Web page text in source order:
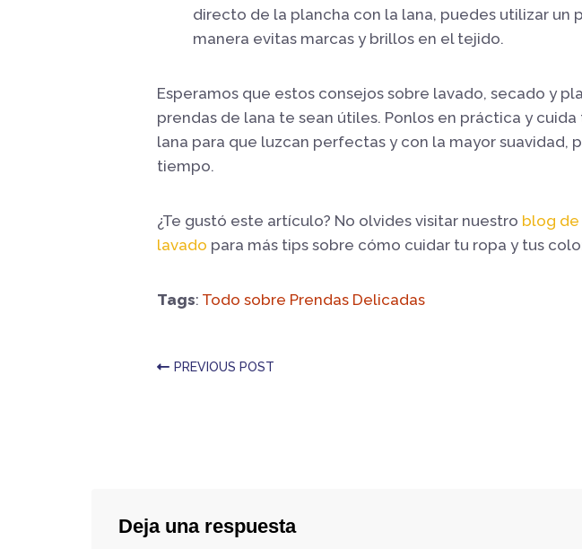
directo de la plancha con la lana, puedes utilizar un
manera evitas marcas y brillos en el tejido.
Esperamos que estos consejos sobre lavado, secado y
prendas de lana te sean útiles. Ponlos en práctica y cuida
lana para que luzcan perfectas y con la mayor suavidad,
tiempo.
¿Te gustó este artículo? No olvides visitar nuestro blog de
lavado para más tips sobre cómo cuidar tu ropa y tus
Tags: Todo sobre Prendas Delicadas
PREVIOUS POST
Deja una respuesta